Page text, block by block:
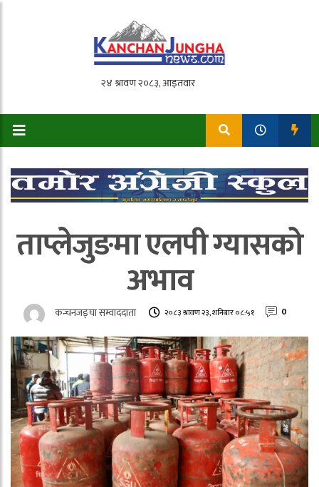
ताप्लेजुङमा एलपी ग्यासको
अभाव
कन्चनजङ्घा सम्वाददाता २०८३ श्रावण २३, शनिबार ०८:५१ 0